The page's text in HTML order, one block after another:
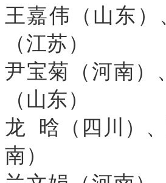
王嘉伟（山东
（江苏）
尹宝菊（河南）
（山东）
龙 晗（四川）
南）